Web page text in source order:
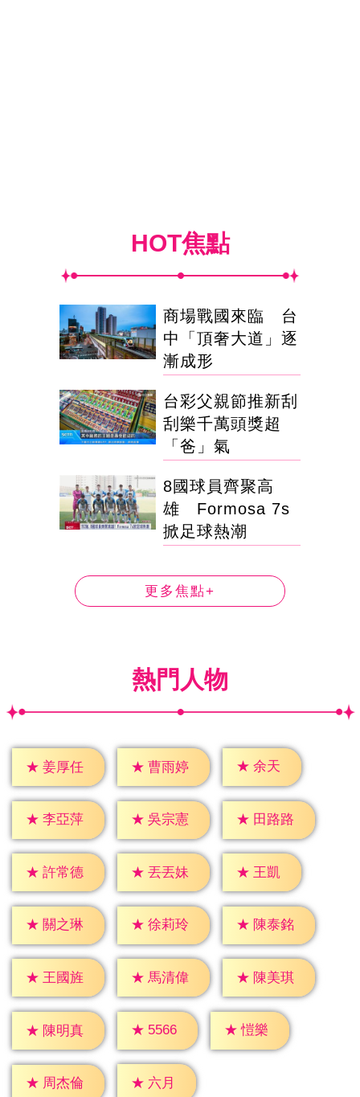
HOT焦點
商場戰國來臨 台
中「頂奢大道」逐
漸成形
台彩父親節推新刮
刮樂千萬頭獎超
「爸」氣
8國球員齊聚高
雄 Formosa 7s
掀足球熱潮
更多焦點+
熱門人物
★ 姜厚任 ★ 曹雨婷 ★ 余天
★ 李亞萍 ★ 吳宗憲 ★ 田路路
★ 許常德 ★ 丟丟妹 ★ 王凱
★ 關之琳 ★ 徐莉玲 ★ 陳泰銘
★ 王國旌 ★ 馬清偉 ★ 陳美琪
★ 陳明真 ★ 5566 ★ 愷樂
★ 周杰倫 ★ 六月